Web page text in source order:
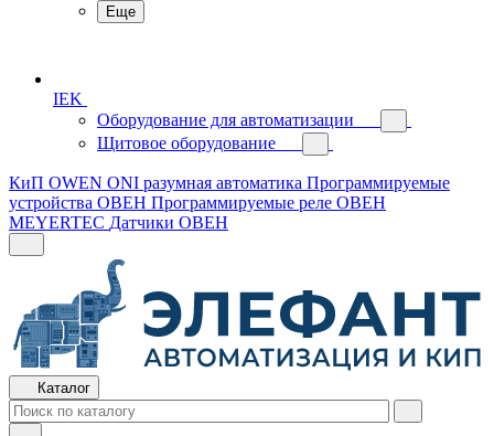
Еще
IEK
Оборудование для автоматизации
Щитовое оборудование
КиП OWEN ONI разумная автоматика Программируемые
устройства ОВЕН Программируемые реле ОВЕН
MEYERTEC Датчики ОВЕН
Каталог